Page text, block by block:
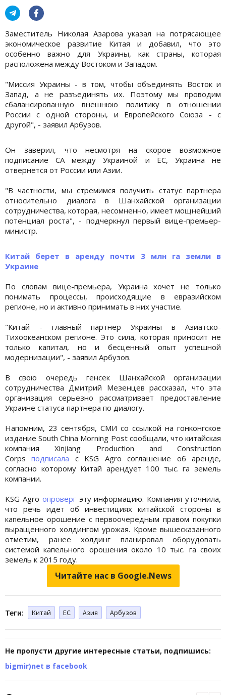
Заместитель Николая Азарова указал на потрясающее
экономическое развитие Китая и добавил, что это
особенно важно для Украины, как страны, которая
расположена между Востоком и Западом.
"Миссия Украины - в том, чтобы объединять Восток и
Запад, а не разъединять их. Поэтому мы проводим
сбалансированную внешнюю политику в отношении
России с одной стороны, и Европейского Союза - с
другой", - заявил Арбузов.
Он заверил, что несмотря на скорое возможное
подписание СА между Украиной и ЕС, Украина не
отвернется от России или Азии.
"В частности, мы стремимся получить статус партнера
относительно диалога в Шанхайской организации
сотрудничества, которая, несомненно, имеет мощнейший
потенциал роста", - подчеркнул первый вице-премьер-
министр.
Китай берет в аренду почти 3 млн га земли в
Украине
По словам вице-премьера, Украина хочет не только
понимать процессы, происходящие в евразийском
регионе, но и активно принимать в них участие.
"Китай - главный партнер Украины в Азиатско-
Тихоокеанском регионе. Это сила, которая приносит не
только капитал, но и бесценный опыт успешной
модернизации", - заявил Арбузов.
В свою очередь генсек Шанхайской организации
сотрудничества Дмитрий Мезенцев рассказал, что эта
организация серьезно рассматривает предоставление
Украине статуса партнера по диалогу.
Напомним, 23 сентября, СМИ со ссылкой на гонконгское
издание South China Morning Post сообщали, что китайская
компания Xinjiang Production and Construction
Corpsподписала с KSG Agro соглашение об аренде,
согласно которому Китай арендует 100 тыс. га земель
компании.
KSG Agro опровергэту информацию. Компания уточнила,
что речь идет об инвестициях китайской стороны в
капельное орошение с первоочередным правом покупки
выращенного холдингом урожая. Кроме вышесказанного
отметим, ранее холдинг планировал оборудовать
системой капельного орошения около 10 тыс. га своих
земель к 2015 году.
Читайте нас в Google.News
Теги: Китай ЕС Азия Арбузов
Не пропусти другие интересные статьи, подпишись:
bigmir)net в facebook